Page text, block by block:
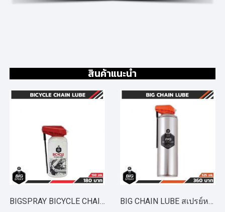
สินค้าแนะนำ
BIGSPRAY BICYCLE CHAIN LUBE สเปรย์หล่อลื่นโซ่จักรยาน 150 ml. BIG CHAIN LUBE สเปรย์หล่อลื่นโซ่ 525 ml.